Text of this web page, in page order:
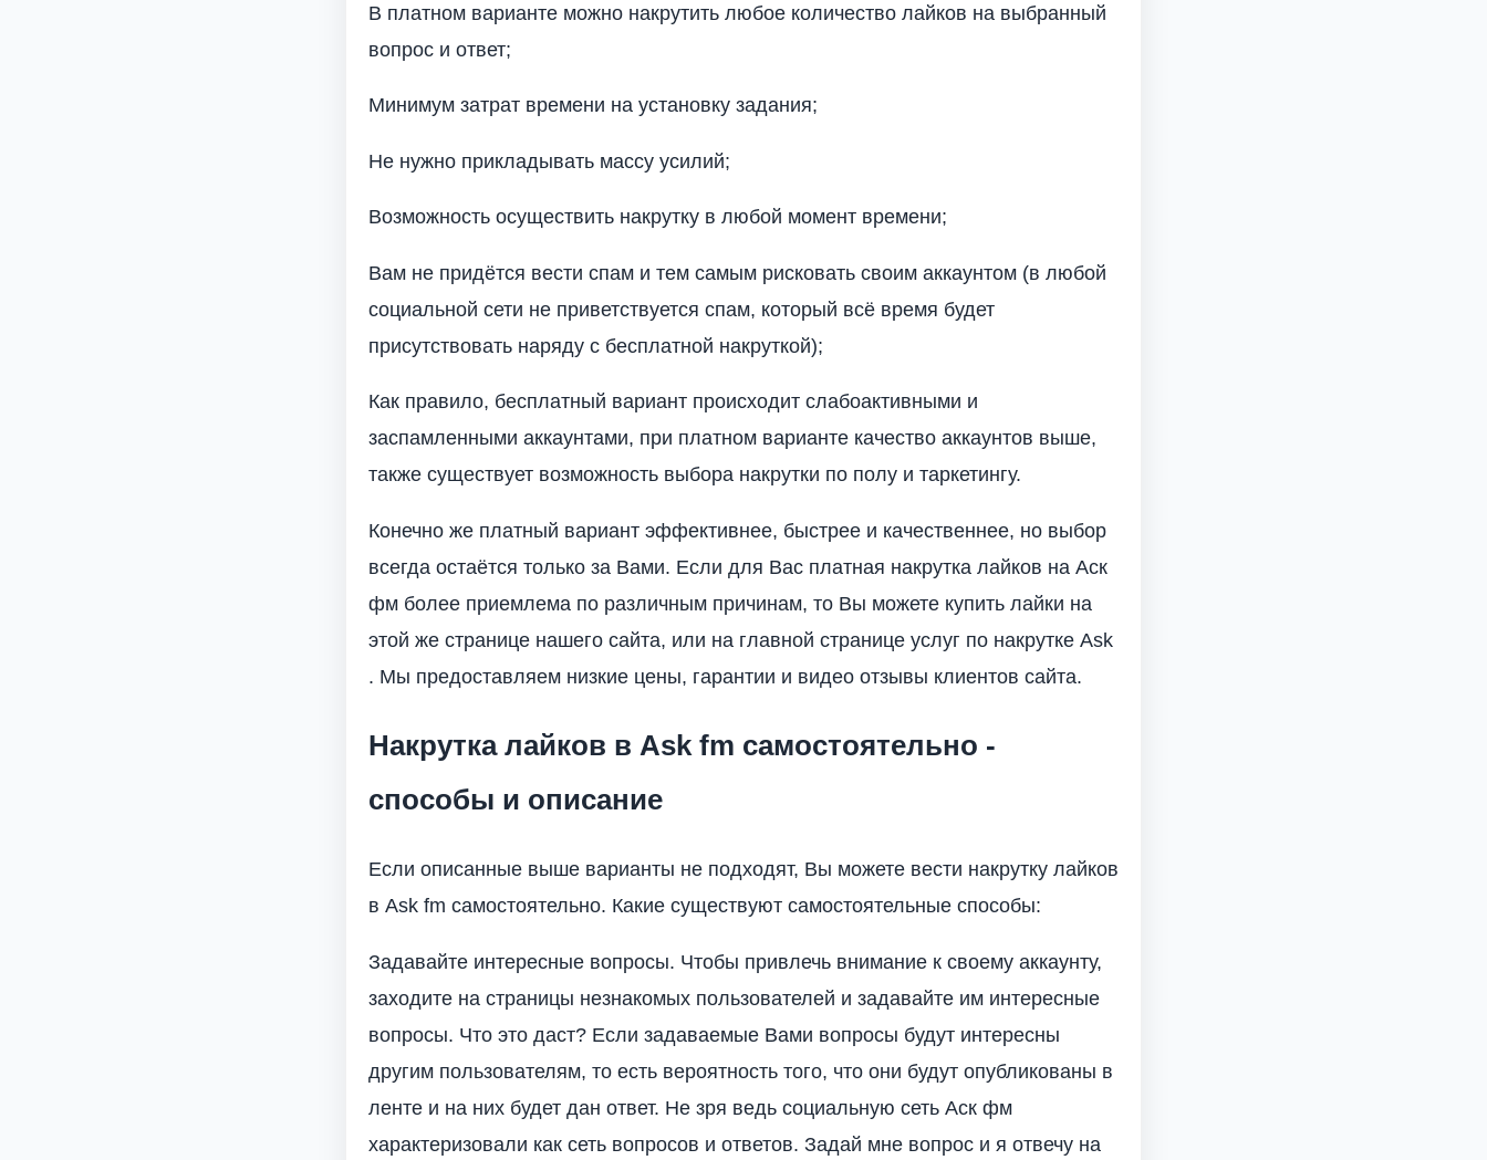
В платном варианте можно накрутить любое количество лайков на выбранный
вопрос и ответ;
Минимум затрат времени на установку задания;
Не нужно прикладывать массу усилий;
Возможность осуществить накрутку в любой момент времени;
Вам не придётся вести спам и тем самым рисковать своим аккаунтом (в любой
социальной сети не приветствуется спам, который всё время будет
присутствовать наряду с бесплатной накруткой);
Как правило, бесплатный вариант происходит слабоактивными и
заспамленными аккаунтами, при платном варианте качество аккаунтов выше,
также существует возможность выбора накрутки по полу и таркетингу.
Конечно же платный вариант эффективнее, быстрее и качественнее, но выбор
всегда остаётся только за Вами. Если для Вас платная накрутка лайков на Аск
фм более приемлема по различным причинам, то Вы можете купить лайки на
этой же странице нашего сайта, или на главной странице услуг по накрутке Ask
. Мы предоставляем низкие цены, гарантии и видео отзывы клиентов сайта.
Накрутка лайков в Ask fm самостоятельно -
способы и описание
Если описанные выше варианты не подходят, Вы можете вести накрутку лайков
в Ask fm самостоятельно. Какие существуют самостоятельные способы:
Задавайте интересные вопросы. Чтобы привлечь внимание к своему аккаунту,
заходите на страницы незнакомых пользователей и задавайте им интересные
вопросы. Что это даст? Если задаваемые Вами вопросы будут интересны
другим пользователям, то есть вероятность того, что они будут опубликованы в
ленте и на них будет дан ответ. Не зря ведь социальную сеть Аск фм
характеризовали как сеть вопросов и ответов. Задай мне вопрос и я отвечу на